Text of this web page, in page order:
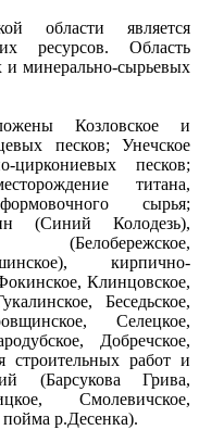
области является
ресурсов. Область
и минерально-сырьевых
Козловское и
песков; Унечское
циркониевых песков;
титана,
сырья;
(Синий Колодезь),
кирпично-
Клинцовское,
Беседьское,
Селецкое,
Добречское,
строительных работ и
(Барсукова Грива,
Смолевичское,
р.Десенка).